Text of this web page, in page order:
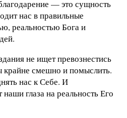
— это сущность
нас в правильные
реальностью Бога и
не ищет превознестись
смешно и помыслить.
нас к Себе. И
глаза на реальность Его